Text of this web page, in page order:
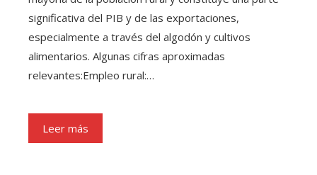
significativa del PIB y de las exportaciones,
especialmente a través del algodón y cultivos
alimentarios. Algunas cifras aproximadas
relevantes:Empleo rural:…
Leer más